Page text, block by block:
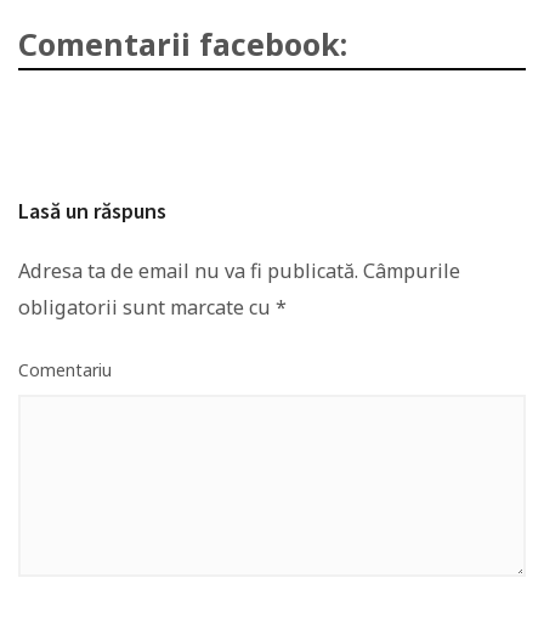
Comentarii facebook:
Lasă un răspuns
Adresa ta de email nu va fi publicată. Câmpurile
obligatorii sunt marcate cu *
Comentariu